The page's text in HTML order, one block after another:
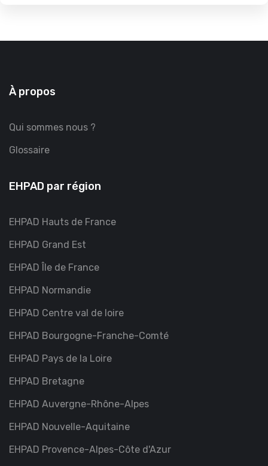
À propos
Qui sommes nous ?
Glossaire
EHPAD par région
EHPAD Hauts de France
EHPAD Grand Est
EHPAD Île de France
EHPAD Normandie
EHPAD Centre val de loire
EHPAD Bourgogne-Franche-Comté
EHPAD Pays de la Loire
EHPAD Bretagne
EHPAD Auvergne-Rhône-Alpes
EHPAD Nouvelle-Aquitaine
EHPAD Provence-Alpes-Côte d'Azur